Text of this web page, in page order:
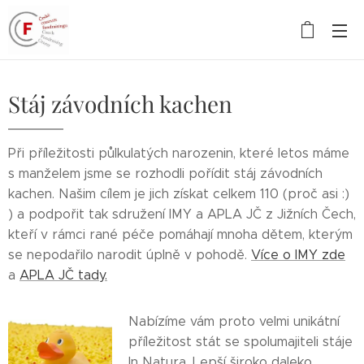
Stáj závodních kachen
Při příležitosti půlkulatých narozenin, které letos máme
s manželem jsme se rozhodli pořídit stáj závodních
kachen. Našim cílem je jich získat celkem 110 (proč asi :)
) a podpořit tak sdružení IMY a APLA JČ z Jižních Čech,
kteří v rámci rané péče pomáhají mnoha dětem, kterým
se nepodařilo narodit úplně v pohodě. Více o IMY zde
a APLA JČ tady.
Nabízíme vám proto velmi unikátní
příležitost stát se spolumajiteli stáje